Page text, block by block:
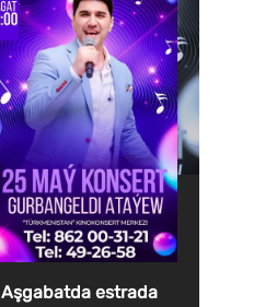
Festa della Musica
geçirilýär
Aşgabatda estrada